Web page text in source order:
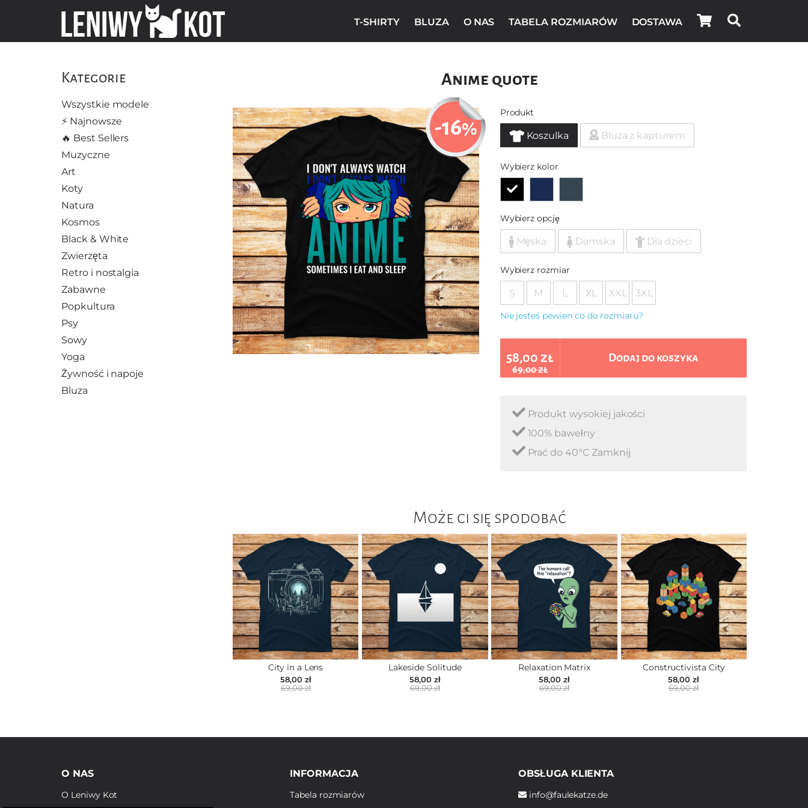
T-SHIRTY BLUZA O NAS TABELA ROZMIARÓW DOSTAWA
Kategorie
Wszystkie modele
⚡️ Najnowsze
🔥 Best Sellers
Muzyczne
Art
Koty
Natura
Kosmos
Black & White
Zwierzęta
Retro i nostalgia
Zabawne
Popkultura
Psy
Sowy
Yoga
Żywność i napoje
Bluza
Anime quote
-16%
Produkt
Koszulka Bluza z kapturem
Wybierz kolor
Wybierz opcję
Męska Damska Dla dzieci
Wybierz rozmiar
S M L XL XXL 3XL
Nie jesteś pewien co do rozmiaru?
58,00 zł
69,00 zł
Dodaj do koszyka
Produkt wysokiej jakości
100% bawełny
Prać do 40°C Zamknij
Może ci się spodobać
City in a Lens
58,00 zł
69,00 zł
Lakeside Solitude
58,00 zł
69,00 zł
Relaxation Matrix
58,00 zł
69,00 zł
Constructivista City
58,00 zł
69,00 zł
O NAS
O Leniwy Kot
INFORMACJA
Tabela rozmiarów
OBSŁUGA KLIENTA
info@faulekatze.de